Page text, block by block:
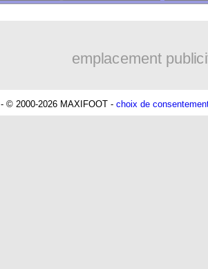
emplacement
- © 2000-2026 MAXIFOOT - choix de